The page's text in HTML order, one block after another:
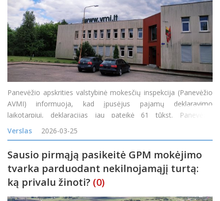
Panevėžio apskrities valstybinė mokesčių inspekcija (Panevėžio
AVMI) informuoja, kad įpusėjus pajamų deklaravimo
laikotarpiui, deklaracijas jau pateikė 61 tūkst. Panevėžio
apskrities gyventojų. Pajamas deklaruoti reikia iki gegužės 4 d.
Beveik 39 tūkst. gyventojų deklaravo grąžintiną 17 mln. eurų s
Verslas 2026-03-25
Sausio pirmąją pasikeitė GPM mokėjimo
tvarka parduodant nekilnojamąjį turtą:
ką privalu žinoti? (0)